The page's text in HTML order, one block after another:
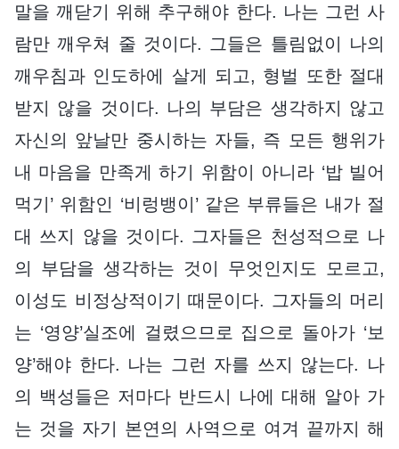
말을 깨닫기 위해 추구해야 한다. 나는 그런 사
람만 깨우쳐 줄 것이다. 그들은 틀림없이 나의
깨우침과 인도하에 살게 되고, 형벌 또한 절대
받지 않을 것이다. 나의 부담은 생각하지 않고
자신의 앞날만 중시하는 자들, 즉 모든 행위가
내 마음을 만족게 하기 위함이 아니라 ‘밥 빌어
먹기’ 위함인 ‘비렁뱅이’ 같은 부류들은 내가 절
대 쓰지 않을 것이다. 그자들은 천성적으로 나
의 부담을 생각하는 것이 무엇인지도 모르고,
이성도 비정상적이기 때문이다. 그자들의 머리
는 ‘영양’실조에 걸렸으므로 집으로 돌아가 ‘보
양’해야 한다. 나는 그런 자를 쓰지 않는다. 나
의 백성들은 저마다 반드시 나에 대해 알아 가
는 것을 자기 본연의 사역으로 여겨 끝까지 해